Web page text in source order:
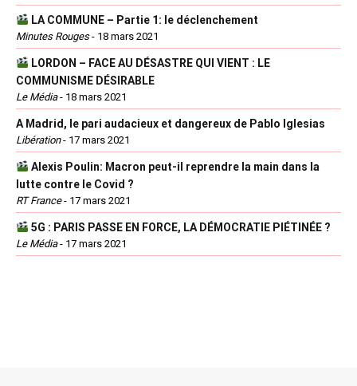
LA COMMUNE – Partie 1: le déclenchement
Minutes Rouges- 18 mars 2021
LORDON – FACE AU DÉSASTRE QUI VIENT : LE
COMMUNISME DÉSIRABLE
Le Média- 18 mars 2021
A Madrid, le pari audacieux et dangereux de Pablo Iglesias
Libération- 17 mars 2021
Alexis Poulin: Macron peut-il reprendre la main dans la
lutte contre le Covid ?
RT France- 17 mars 2021
5G : PARIS PASSE EN FORCE, LA DÉMOCRATIE PIÉTINÉE ?
Le Média- 17 mars 2021